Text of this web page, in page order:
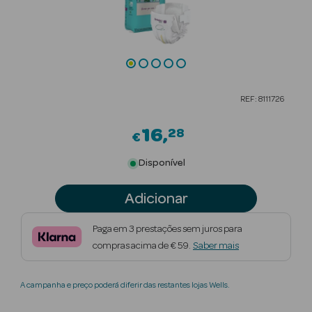
Beauty Season
Beauty Season
REF: 8111726
€16 28
Disponível
Adicionar
Paga em 3 prestações sem juros para
compras acima de € 59. Saber mais
A campanha e preço poderá diferir das restantes lojas Wells.